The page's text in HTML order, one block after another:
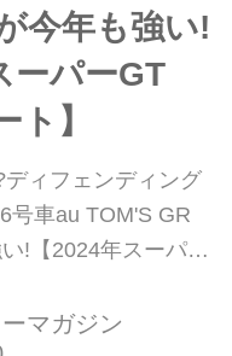
今年も強い!
ーパーGT
ト】
ィフェンディング
号車au TOM'S GR
!【2024年スーパー
れたスーパーGT
マガジン